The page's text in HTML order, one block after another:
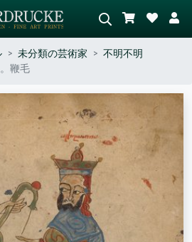
、北
シーンを説明してください – 例：
緑の草原、赤の多い抽象画、暗い
油絵、木のそばの立ち姿のヌー
ド。
未分類の芸術家
不明不明
鞭毛